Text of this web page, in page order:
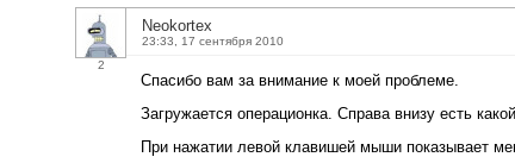
2
Neokortex
23:33, 17 сентября 2010
Спасибо вам за внимание к моей проблеме.
Загружается операционка. Справа внизу есть
При нажатии левой клавишей мыши показывает